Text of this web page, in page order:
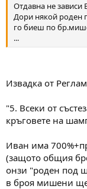
Отдавна не зависи
Дори някой роден
го биеш по
...
Извадка от
"5. Всеки от
кръговете на
Иван има
(защото общия
онзи "роден под
в броя мишени